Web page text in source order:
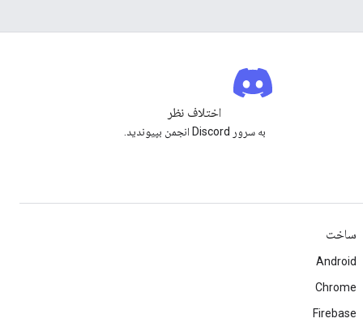
اختلاف نظر
به سرور Discord انجمن بپیوندید.
ساخت
Android
Chrome
Firebase